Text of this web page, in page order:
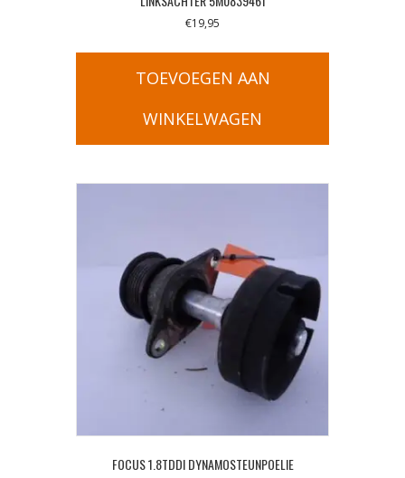
€19,95
TOEVOEGEN AAN
WINKELWAGEN
FOCUS 1.8TDDI DYNAMOSTEUNPOELIE